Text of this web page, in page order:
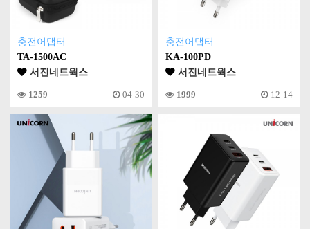
충전어댑터
TA-1500AC
서진네트웍스
1259 04-30
충전어댑터
KA-100PD
서진네트웍스
1999 12-14